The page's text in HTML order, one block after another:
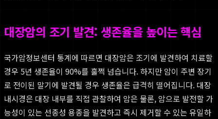
대장암의 조기 발견: 생존율을 높이는 핵심
국가암정보센터 통계에 따르면 대장암은 조기에 발견하여 치료할
경우 5년 생존율이 90%를 훌쩍 넘습니다. 하지만 암이 주변 장기
로 전이된 말기에 발견될 경우 생존율은 급격히 떨어집니다. 대장
내시경은 대장 내부를 직접 관찰하여 암은 물론, 암으로 발전할 가
능성이 있는 선종성 용종을 발견하고 즉시 제거할 수 있는 유일하